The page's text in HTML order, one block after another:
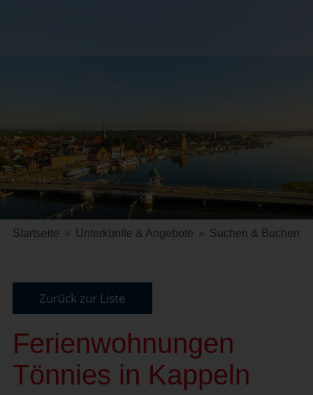
Startseite » Unterkünfte & Angebote » Suchen & Buchen
Zurück zur Liste
Ferienwohnungen
Tönnies in Kappeln